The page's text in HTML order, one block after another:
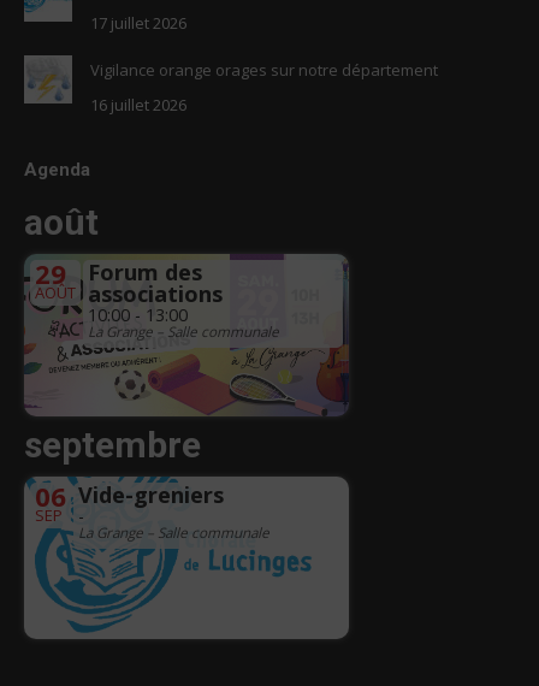
17 juillet 2026
Vigilance orange orages sur notre département
16 juillet 2026
Agenda
août
29
AOÛT
Forum des
associations
10:00 - 13:00
La Grange – Salle communale
septembre
06
SEP
Vide-greniers
-
La Grange – Salle communale